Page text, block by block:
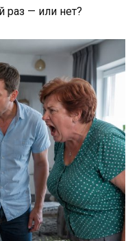
раз — или нет?